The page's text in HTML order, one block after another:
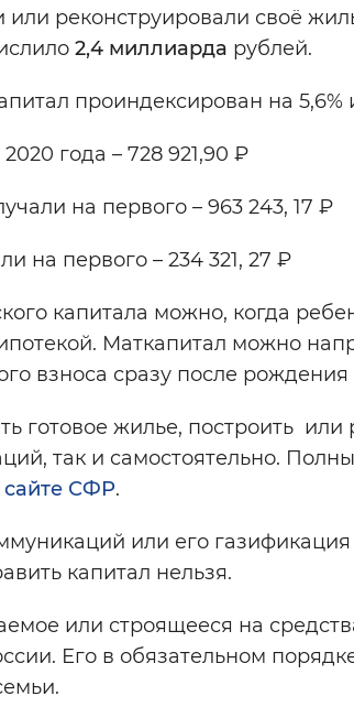
Остановить
реконструировали своё
2,4 миллиарда рублей.
проиндексирован на 5,6%
года – 728 921,90 ₽
на первого – 963 243, 17 ₽
на первого – 234 321, 27 ₽
капитала можно, когда
Маткапитал можно
взноса сразу после
готовое жилье, построить или
так и самостоятельно.
сайте СФР.
или его
капитал нельзя.
или строящееся на
Его в обязательном